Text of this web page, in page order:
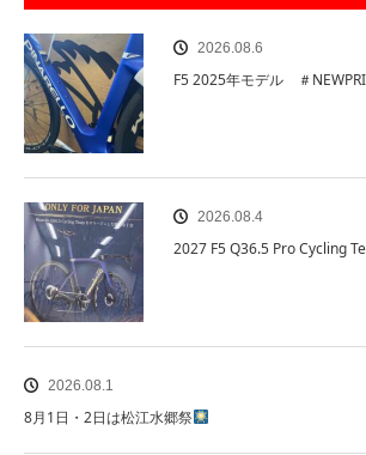
2026.08.6
F5 2025年モデル ＃
2026.08.4
2027 F5 Q36.5 Pro Cycling
2026.08.1
8月1日・2日は松江水郷祭